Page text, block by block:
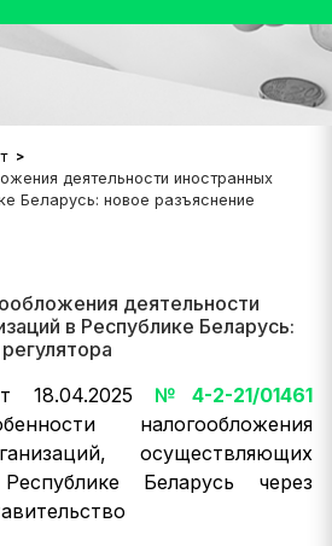
деятельности иностранных
Беларусь: новое разъяснение
деятельности
в Республике Беларусь:
18.04.2025 №4-2-21/01461
налогообложения
осуществляющих
Беларусь через